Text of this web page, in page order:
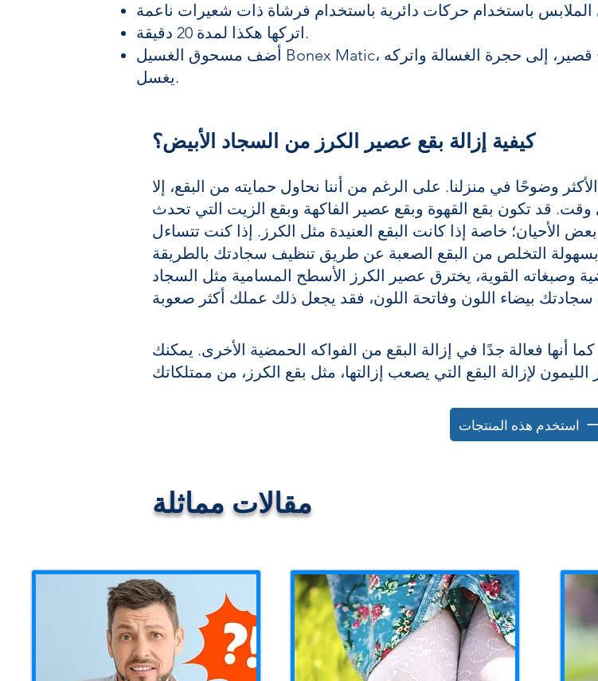
اتركها هكذا لمدة 20 دقيقة.
أضف مسحوق الغسيل Bonex Matic، الذي له تأثير رائع على البقع حتى في برنامج قصير، إلى حجرة الغسالة واتركه
يغسل.
كيفية إزالة بقع عصير الكرز من السجاد الأبيض؟
وضوحًا في منزلنا. على الرغم من أننا نحاول حمايته من البقع، إلا
قد تكون بقع القهوة وبقع عصير الفاكهة وبقع الزيت التي تحدث
الأحيان؛ خاصة إذا كانت البقع العنيدة مثل الكرز. إذا كنت تتساءل
التخلص من البقع الصعبة عن طريق تنظيف سجادتك بالطريقة
وصبغاته القوية، يخترق عصير الكرز الأسطح المسامية مثل السجاد
أنها فعالة جدًا في إزالة البقع من الفواكه الحمضية الأخرى. يمكنك
استخدم هذه المنتجات
مقالات مماثلة